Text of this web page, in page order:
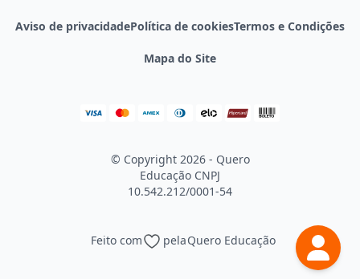
Continuar
Aviso de privacidadePolítica de cookiesTermos e Condições
Mapa do Site
© Copyright 2026 - Quero
Educação CNPJ
10.542.212/0001-54
Feito com pelaQuero Educação